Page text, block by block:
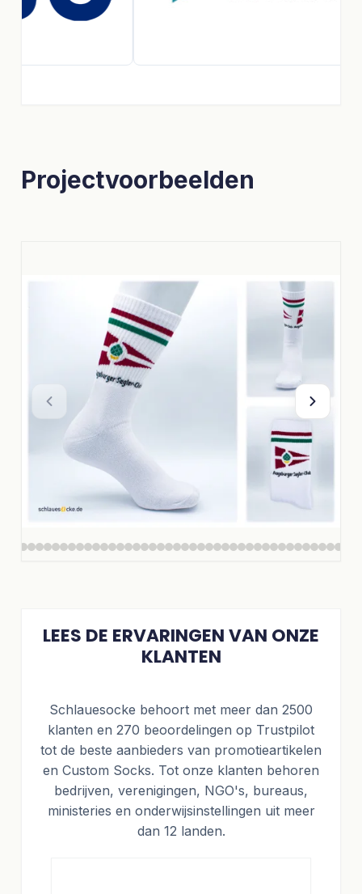
Projectvoorbeelden
LEES DE ERVARINGEN VAN ONZE
KLANTEN
Schlauesocke behoort met meer dan 2500
klanten en 270 beoordelingen op Trustpilot
tot de beste aanbieders van promotieartikelen
en Custom Socks. Tot onze klanten behoren
bedrijven, verenigingen, NGO's, bureaus,
ministeries en onderwijsinstellingen uit meer
dan 12 landen.